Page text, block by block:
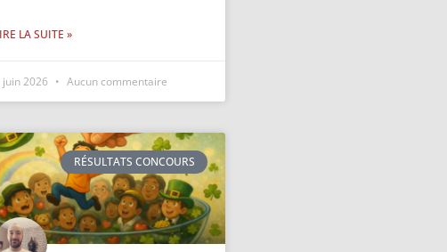
LA SUITE »
juin 2026 Aucun commentaire
RÉSULTATS CONCOURS